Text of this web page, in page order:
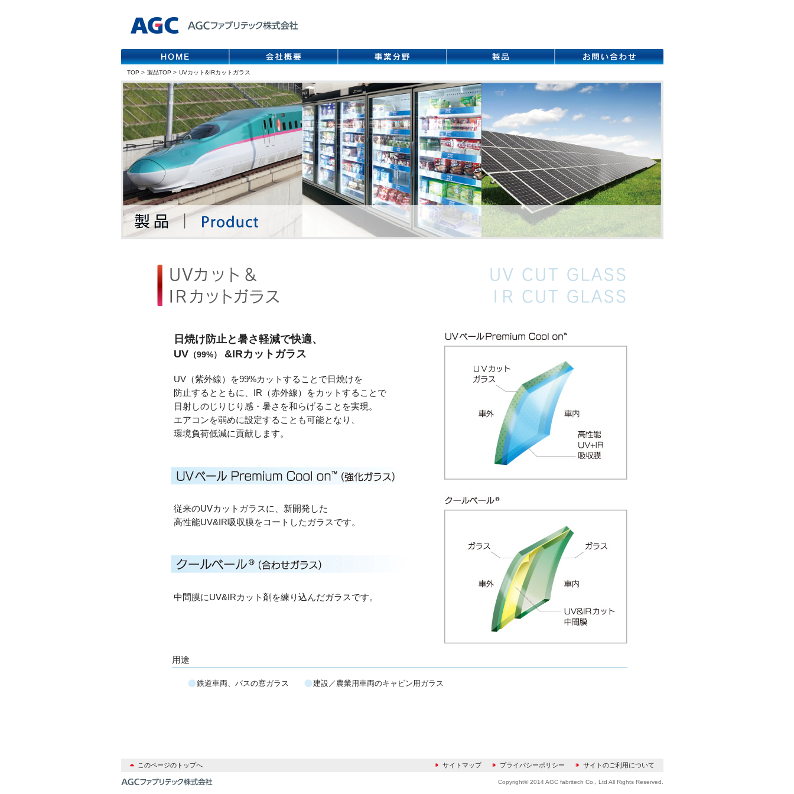
TOP > 製品TOP > UVカット&IRカットガラス
日焼け防止と暑さ軽減で快適、
UV （99%） &IRカットガラス
UV（紫外線）を99%カットすることで日焼けを
防止するとともに、IR（赤外線）をカットすることで
日射しのじりじり感・暑さを和らげることを実現。
エアコンを弱めに設定することも可能となり、
環境負荷低減に貢献します。
従来のUVカットガラスに、新開発した
高性能UV&IR吸収膜をコートしたガラスです。
中間膜にUV&IRカット剤を練り込んだガラスです。
用途
鉄道車両、バスの窓ガラス 建設／農業用車両のキャビン用ガラス
サイトマップ プライバシーポリシー サイトのご利用について
このページのトップへ
Copyright© 2014 AGC fabritech Co., Ltd All Rights Reserved.